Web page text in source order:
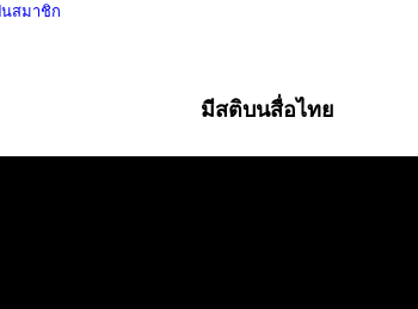
นสมาชิก
มีสติบนสื่อไทย